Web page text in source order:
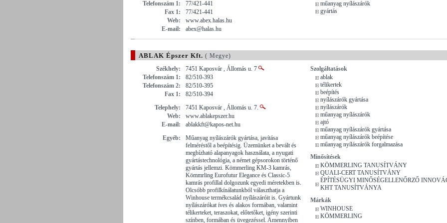
Telefonszám 1:
77/421-441
Fax 1:
77/421-441
Web:
www.abex.halas.hu
E-mail:
abex@halas.hu
műanyag nyílászárók
gyártás
ABLAK Épszer Kft. ( Megye)
Székhely:
7451 Kaposvár , Állomás u. 7
Telefonszám 1:
82/510-393
Telefonszám 2:
82/510-395
Fax 1:
82/510-394
Telephely:
7451 Kaposvár , Állomás u. 7.
Web:
www.ablakepszer.hu
E-mail:
ablakkft@kapos-net.hu
Egyéb:
Műanyag nyílászárók gyártása, javítása
felméréstől a beépítésig. Üzemünket a bevált és
megbízható alapanyagok használata, a nyugati
gyártástechnológia, a német gépsorokon történő
gyártás jellemzi. Kömmerling KM-3 kamrás,
Kömmrling Eurofutur Elegance és Classic-5
kamrás profillal dolgozunk egyedi méretekben is.
Olcsóbb profilkínálatunkból választhatja a
Winhouse termékcsalád nyílászáróit is. Gyártunk
nyílászárókat íves és alakos formában, valamint
télikerteket, teraszokat, előtetőket, igény szerinti
színben, formában és üvegezéssel. Amennyiben
Szolgáltatások
ablak
télikertek
beépítés
nyílászárók gyártása
nyílászárók
műanyag nyílászárók
ajtó
műanyag nyílászárók gyártása
műanyag nyílászárók beépítése
műanyag nyílászárók forgalmazása
Minősítések
KÖMMERLING TANUSÍTVÁNY
QUALI-CERT TANUSÍTVÁNY
ÉPÍTÉSÜGYI MINŐSÉGELLENŐRZŐ
KHT TANUSÍTVÁNYA
Márkák
WINHOUSE
KÖMMERLING